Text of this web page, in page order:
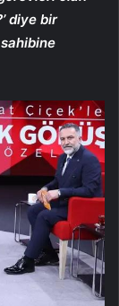
diye bir